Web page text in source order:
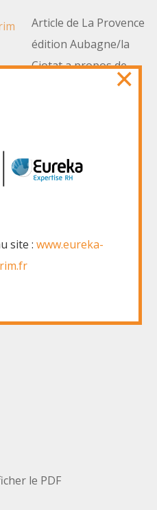
Article de La Provence
édition Aubagne/la
Ciotat a propos de
d’Aubagne.
le PDF
site : www.eureka-
×